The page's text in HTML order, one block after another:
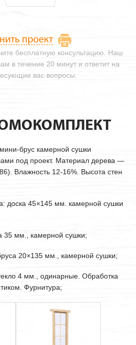
бесплатную консультацию. Наш
в течение 20 минут и ответит на
вас вопросы.
проект
брус камерной сушки
под проект. Материал дерева —
Влажность 12-16%. Высота стен
доска 45×145 мм. камерной сушки
35 мм., камерной сушки;
20×135 мм., камерной сушки;
4 мм., одинарные. Обработка
Фурнитура;